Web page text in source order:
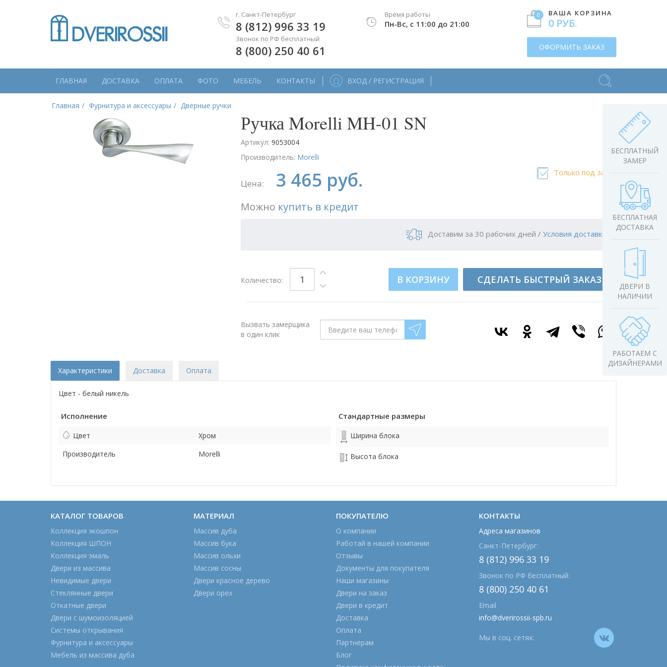
г. Санкт-Петербург
8 (812) 996 33 19
Звонок по РФ бесплатный
8 (800) 250 40 61
0 ВАША КОРЗИНА
0 РУБ.
ОФОРМИТЬ ЗАКАЗ
Время работы
Пн-Вс, с 11:00 до 21:00
ГЛАВНАЯ ДОСТАВКА ОПЛАТА ФОТО МЕБЕЛЬ КОНТАКТЫ ВХОД / РЕГИСТРАЦИЯ
БЕСПЛАТНЫЙ
ЗАМЕР
БЕСПЛАТНАЯ
ДОСТАВКА
ДВЕРИ В
НАЛИЧИИ
РАБОТАЕМ С
ДИЗАЙНЕРАМИ
Главная Фурнитура и аксессуары Дверные ручки
Ручка Morelli MH-01 SN
Артикул:9053004
Производитель: Morelli
Цена: 3 465 руб. Только под заказ
Можно купить в кредит
Доставим за 30 рабочих дней / Условия доставки
Количество: В КОРЗИНУ СДЕЛАТЬ БЫСТРЫЙ ЗАКАЗ
Вызвать замерщика
в один клик
Характеристики Доставка Оплата
Цвет - белый никель
Исполнение
Цвет
Хром
Производитель
Morelli
Стандартные размеры
Ширина блока
Высота блока
КАТАЛОГ ТОВАРОВ
Коллекция экошпон
Коллекция ШПОН
Коллекция эмаль
Двери из массива
Невидимые двери
Стеклянные двери
Откатные двери
Двери с шумоизоляцией
Системы открывания
Фурнитура и аксессуары
Мебель из массива дуба
МАТЕРИАЛ
Массив дуба
Массив бука
Массив ольхи
Массив сосны
Двери красное дерево
Двери орех
ПОКУПАТЕЛЮ
О компании
Работай в нашей компании
Отзывы
Документы для покупателя
Наши магазины
Двери на заказ
Двери в кредит
Доставка
Оплата
Партнёрам
Блог
КОНТАКТЫ
Адреса магазинов
Санкт-Петербург:
8 (812) 996 33 19
Звонок по РФ бесплатный:
8 (800) 250 40 61
Email
info@dverirossii-spb.ru
Мы в соц. сетях: